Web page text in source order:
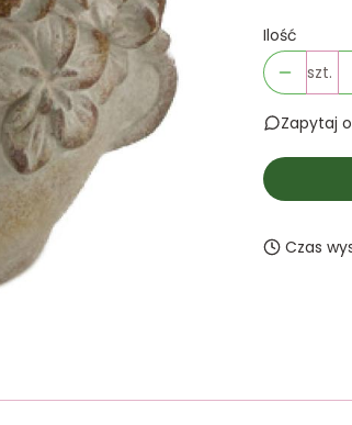
Ilość
szt.
Zapytaj
Czas